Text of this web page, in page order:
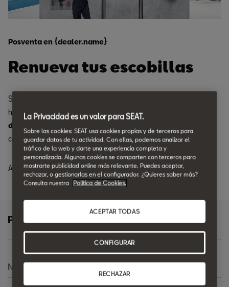
Posventa en {dealer.name}
Renueva tus escobillas
Si en tu campo visual vez rozaduras permanente, es que ya es
hora de renovar tus escobillas. Aprovecha ahora nuestro
de descuento*
carretera.
Además, ahórrate hasta un10% en la mano de obra.
Pide más información
Nombre
La Privacidad es un valor para SEAT.
Sobre las cookies: SEAT usa cookies propias y de terceros para
guardar datos de tu actividad. Con ellas, podemos analizar el
tráfico de la web y darte una experiencia completa y
personalizada. Algunas cookies se comparten con terceros para
mostrarte publicidad online más relevante. Puedes aceptar,
rechazar, o gestionarlas en el configurador. ¿Quieres saber más?
Consulta nuestra
Política de Cookies.
RECHAZAR
ACEPTAR TODAS
CONFIGURAR